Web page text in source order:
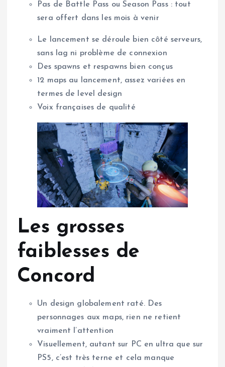
Pas de Battle Pass ou Season Pass : tout
sera offert dans les mois à venir
Le lancement se déroule bien côté serveurs,
sans lag ni problème de connexion
Des spawns et respawns bien conçus
12 maps au lancement, assez variées en
termes de level design
Voix françaises de qualité
Les grosses
faiblesses de
Concord
Un design globalement raté. Des
personnages aux maps, rien ne retient
vraiment l’attention
Visuellement, autant sur PC en ultra que sur
PS5, c’est très terne et cela manque